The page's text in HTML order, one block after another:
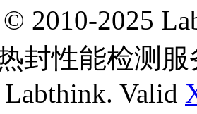
2010-2025
封性能检测
Valid